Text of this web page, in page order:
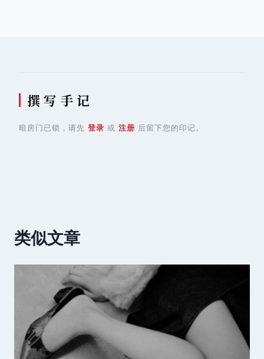
撰 写 手 记
暗房门已锁，请先 登录 或 注册 后留下您的印记。
类似文章